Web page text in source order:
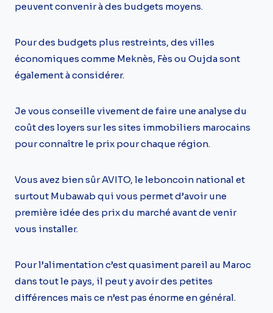
peuvent convenir à des budgets moyens.
Pour des budgets plus restreints, des villes
économiques comme Meknès, Fès ou Oujda sont
également à considérer.
Je vous conseille vivement de faire une analyse du
coût des loyers sur les sites immobiliers marocains
pour connaître le prix pour chaque région.
Vous avez bien sûr AVITO, le leboncoin national et
surtout Mubawab qui vous permet d’avoir une
première idée des prix du marché avant de venir
vous installer.
Pour l’alimentation c’est quasiment pareil au Maroc
dans tout le pays, il peut y avoir des petites
différences mais ce n’est pas énorme en général.